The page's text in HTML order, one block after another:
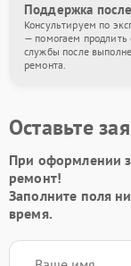
Поддержка после
Консультируем по
— помогаем продлить
службы после
ремонта.
Оставьте
При оформлении
ремонт!
Заполните поля
время.